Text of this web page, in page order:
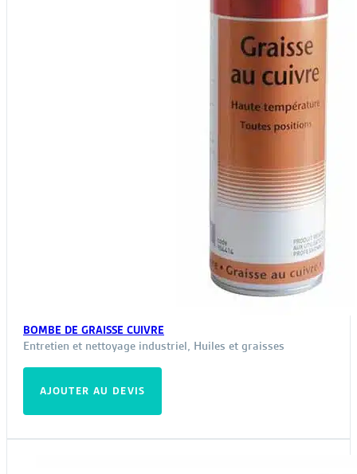
BOMBE DE GRAISSE CUIVRE
Entretien et nettoyage industriel, Huiles et graisses
AJOUTER AU DEVIS